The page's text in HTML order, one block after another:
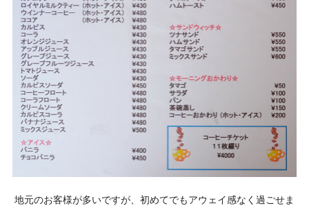
地元のお客様が多いですが、初めてでもアウェイ感なく過ごせま